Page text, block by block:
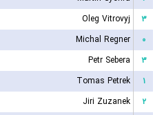
Oleg Vitrovyj
۳
Michal Regner
۰
Petr Sebera
۳
Tomas Petrek
۱
Jiri Zuzanek
۲